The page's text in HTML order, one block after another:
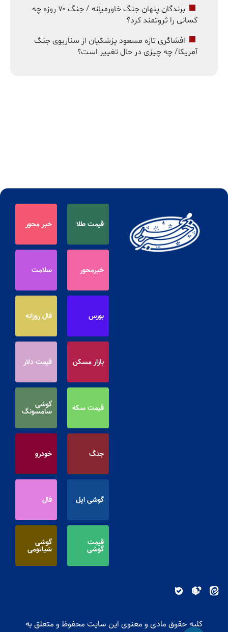
برندگان پنهان جنگ خاورمیانه / جنگ ۷۰ روزه چه
کسانی را ثروتمند کرد؟
افشاگری تازه مسعود پزشکیان از سناریوی جنگ
آمریکا/ چه چیزی در حال تغییر است؟
قیمت طلا خبر محور
خبرمحور سلامت
بورس فال روزانه
بازار مسکن قیمت دلار
قیمت سکه گوشی
سامسونگ
جنگ خودرو
گوشی اپل فال
قیمت
گوشی
گوشی
شیائومی
کلیه حقوق مادی و معنوی این سایت محفوظ و متعلق به